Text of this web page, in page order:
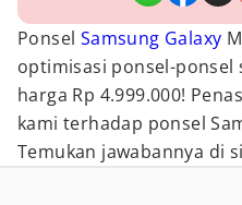
Ponsel Samsung Galaxy
optimisasi ponsel-ponsel
harga Rp 4.999.000!
kami terhadap ponsel
Temukan jawabannya di